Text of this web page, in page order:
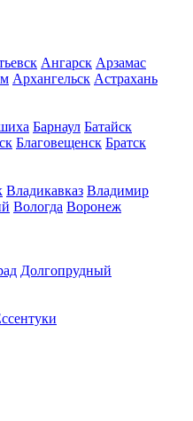
Ангарск Арзамас
Архангельск Астрахань
Барнаул Батайск
Благовещенск Братск
Владикавказ Владимир
Вологда Воронеж
Долгопрудный